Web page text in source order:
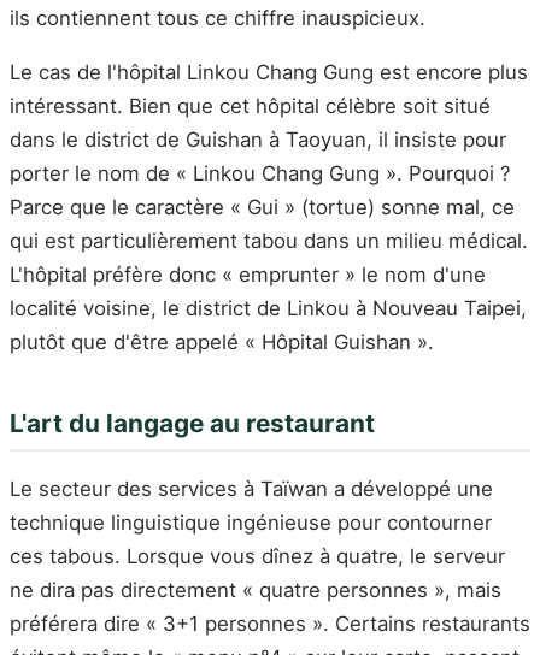
ils contiennent tous ce chiffre inauspicieux.
Le cas de l'hôpital Linkou Chang Gung est encore plus
intéressant. Bien que cet hôpital célèbre soit situé
dans le district de Guishan à Taoyuan, il insiste pour
porter le nom de « Linkou Chang Gung ». Pourquoi ?
Parce que le caractère « Gui » (tortue) sonne mal, ce
qui est particulièrement tabou dans un milieu médical.
L'hôpital préfère donc « emprunter » le nom d'une
localité voisine, le district de Linkou à Nouveau Taipei,
plutôt que d'être appelé « Hôpital Guishan ».
L'art du langage au restaurant
Le secteur des services à Taïwan a développé une
technique linguistique ingénieuse pour contourner
ces tabous. Lorsque vous dînez à quatre, le serveur
ne dira pas directement « quatre personnes », mais
préférera dire « 3+1 personnes ». Certains restaurants